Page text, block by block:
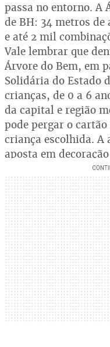
passa no entorno. A
de BH: 34 metros
e até 2 mil
Vale lembrar que
Árvore do Bem, em
Solidária do Estado
crianças, de 0 a 6
da capital e região
pode pergar o
criança escolhida.
aposta em